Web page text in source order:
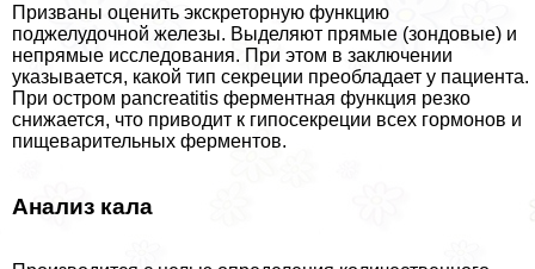
Призваны оценить экскреторную функцию
поджелудочной железы. Выделяют прямые (зондовые) и
непрямые исследования. При этом в заключении
указывается, какой тип секреции преобладает у пациента.
При остром pancreatitis ферментная функция резко
снижается, что приводит к гипосекреции всех гормонов и
пищеварительных ферментов.
Анализ кала